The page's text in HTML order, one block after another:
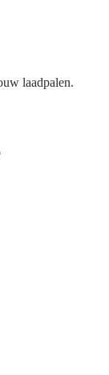
laadpalen.